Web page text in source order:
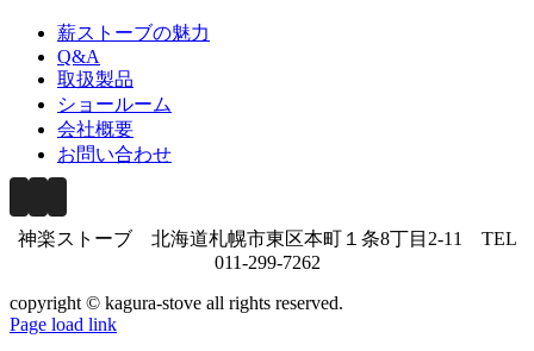
薪ストーブの魅力
Q&A
取扱製品
ショールーム
会社概要
お問い合わせ
神楽ストーブ 北海道札幌市東区本町１条8丁目2‐11 TEL
011-299-7262
copyright © kagura-stove all rights reserved.
Page load link